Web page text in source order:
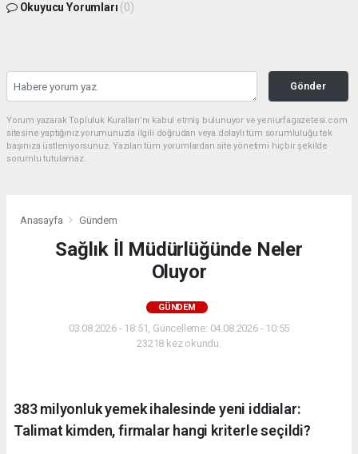
Okuyucu Yorumları (0)
Gönder
Yorum yazarak Topluluk Kuralları’nı kabul etmiş bulunuyor ve yeniurfagazetesi.com
sitesine yaptığınız yorumunuzla ilgili doğrudan veya dolaylı tüm sorumluluğu tek
başınıza üstleniyorsunuz. Yazılan tüm yorumlardan site yönetimi hiçbir şekilde
sorumlu tutulamaz.
Anasayfa Gündem
Sağlık İl Müdürlüğünde Neler
Oluyor
GÜNDEM
03.08.2026 - 18:51, Güncelleme: 04.08.2026 - 10:55
23218 kez okundu.
383 milyonluk yemek ihalesinde yeni iddialar:
Talimat kimden, firmalar hangi kriterle seçildi?